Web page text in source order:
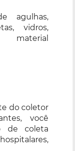
agulhas,
vidros,
do coletor
você
de coleta